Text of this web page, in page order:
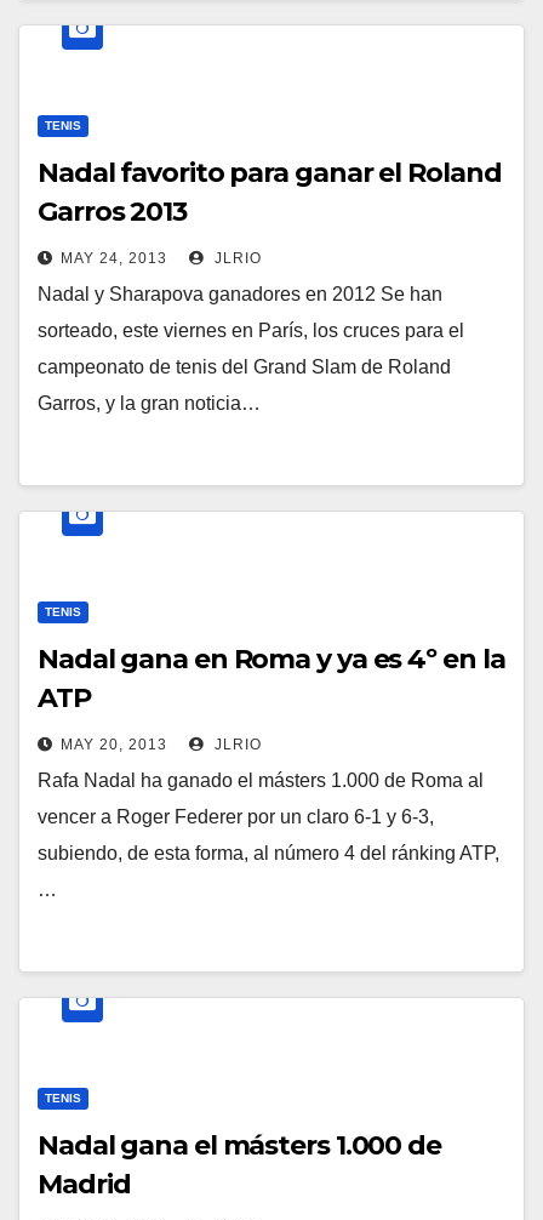
TENIS
Nadal favorito para ganar el Roland
Garros 2013
MAY 24, 2013 JLRIO
Nadal y Sharapova ganadores en 2012 Se han
sorteado, este viernes en París, los cruces para el
campeonato de tenis del Grand Slam de Roland
Garros, y la gran noticia…
TENIS
Nadal gana en Roma y ya es 4º en la
ATP
MAY 20, 2013 JLRIO
Rafa Nadal ha ganado el másters 1.000 de Roma al
vencer a Roger Federer por un claro 6-1 y 6-3,
subiendo, de esta forma, al número 4 del ránking ATP,
…
TENIS
Nadal gana el másters 1.000 de
Madrid